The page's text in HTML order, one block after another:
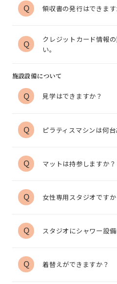
Q 領収書の発行はできます
Q
クレジットカード情報
い。
施設設備について
Q 見学はできますか？
Q ピラティスマシンは何
Q マットは持参しますか？
Q 女性専用スタジオですか
Q スタジオにシャワー設
Q 着替えができますか？